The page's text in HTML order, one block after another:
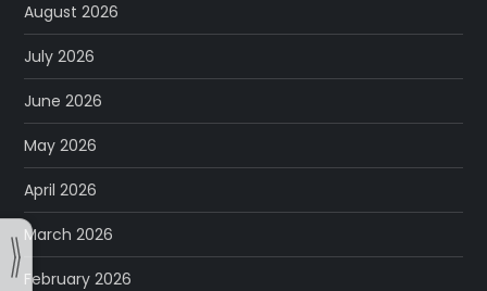
August 2026
July 2026
June 2026
May 2026
April 2026
March 2026
February 2026